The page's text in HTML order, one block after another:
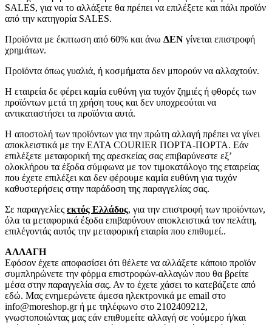
SALES, για να το αλλάξετε θα πρέπει να επιλέξετε και πάλι προϊόν
από την κατηγορία SALES.
Προϊόντα με έκπτωση από 60% και άνω ΔΕΝ γίνεται επιστροφή
χρημάτων.
Προϊόντα όπως γυαλιά, ή κοσμήματα δεν μπορούν να αλλαχτούν.
Η εταιρεία δε φέρει καμία ευθύνη για τυχόν ζημιές ή φθορές των
προϊόντων μετά τη χρήση τους και δεν υποχρεούται να
αντικαταστήσει τα προϊόντα αυτά.
Η αποστολή των προϊόντων για την πρώτη αλλαγή πρέπει να γίνει
αποκλειστικά με την ΕΛΤΑ COURIER ΠΟΡΤΑ-ΠΟΡΤΑ. Εάν
επιλέξετε μεταφορική της αρεσκείας σας επιβαρύνεστε εξ’
ολοκλήρου τα έξοδα σύμφωνα με τον τιμοκατάλογο της εταιρείας
που έχετε επιλέξει και δεν φέρουμε καμία ευθύνη για τυχόν
καθυστερήσεις στην παράδοση της παραγγελίας σας.
Σε παραγγελίες εκτός Ελλάδος, για την επιστροφή των προϊόντων,
όλα τα μεταφορικά έξοδα επιβαρύνουν αποκλειστικά τον πελάτη,
επιλέγοντάς αυτός την μεταφορική εταιρία που επιθυμεί..
ΑΛΛΑΓΗ
Εφόσον έχετε αποφασίσει ότι θέλετε να αλλάξετε κάποιο προϊόν
συμπληρώνετε την φόρμα επιστροφών-αλλαγών που θα βρείτε
μέσα στην παραγγελία σας. Αν το έχετε χάσει το κατεβάζετε από
εδώ. Μας ενημερώνετε άμεσα ηλεκτρονικά με email στο
info@moreshop.gr ή με τηλέφωνο στο 2102409212,
γνωστοποιώντας μας εάν επιθυμείτε αλλαγή σε νούμερο ή/και